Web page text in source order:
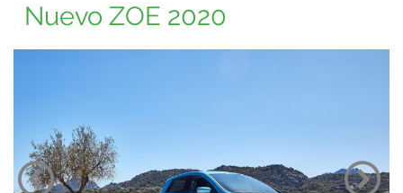
Nuevo ZOE 2020